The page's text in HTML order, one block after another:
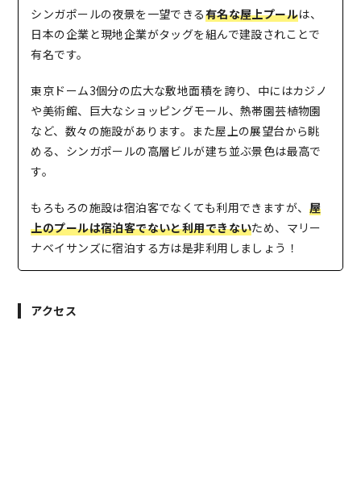
シンガポールの夜景を一望できる有名な屋上プールは、
日本の企業と現地企業がタッグを組んで建設されことで
有名です。
東京ドーム3個分の広大な敷地面積を誇り、中にはカジノ
や美術館、巨大なショッピングモール、熱帯園芸植物園
など、数々の施設があります。また屋上の展望台から眺
める、シンガポールの高層ビルが建ち並ぶ景色は最高で
す。
もろもろの施設は宿泊客でなくても利用できますが、 屋
上のプールは宿泊客でないと利用できないため、マリー
ナベイサンズに宿泊する方は是非利用しましょう！
アクセス